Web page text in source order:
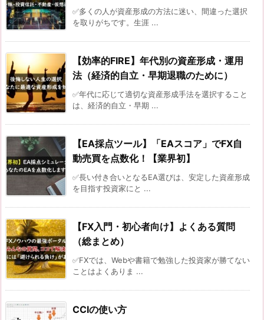
✅多くの人が資産形成の方法に迷い、間違った選択
を取りがちです。生涯 ...
【効率的FIRE】年代別の資産形成・運用
法（経済的自立・早期退職のために）
✅年代に応じて適切な資産形成手法を選択すること
は、経済的自立・早期 ...
【EA採点ツール】「EAスコア」でFX自
動売買を点数化！【業界初】
✅長い付き合いとなるEA選びは、安定した資産形成
を目指す投資家にと ...
【FX入門・初心者向け】よくある質問
（総まとめ）
✅FXでは、Webや書籍で勉強した投資家が勝てない
ことはよくありま ...
CCIの使い方